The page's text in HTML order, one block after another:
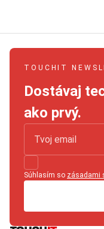
TOUCHIT
Dostávaj
ako prvý.
Súhlasím so zásadami